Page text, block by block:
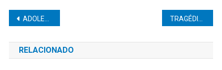
Navegação
de
Post
ADOLESCENTE É APREENDIDO SUSPEITO DE ROUBAR CELULAR E ESTUPRAR VÍTIMA
RELACIONADO